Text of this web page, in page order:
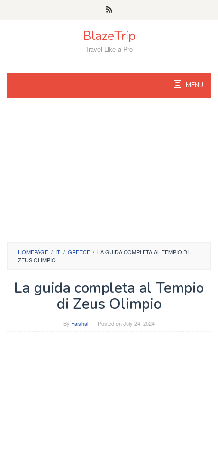
BlazeTrip
Travel Like a Pro
MENU
HOMEPAGE / IT / GREECE / LA GUIDA COMPLETA AL TEMPIO DI
ZEUS OLIMPIO
La guida completa al Tempio
di Zeus Olimpio
By Faishal Posted onJuly 24, 2024